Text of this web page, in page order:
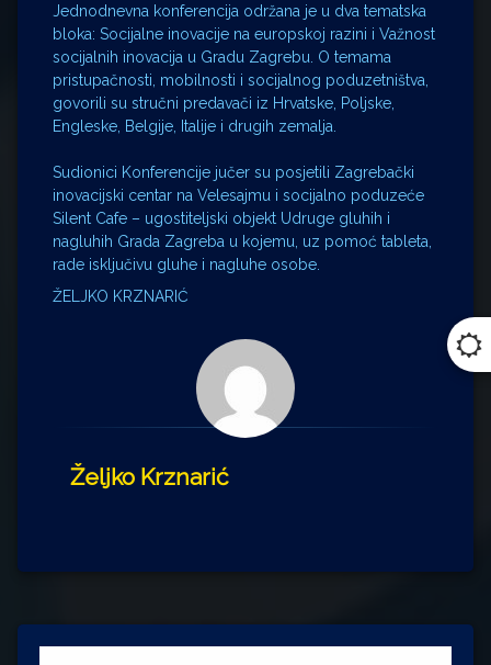
Jednodnevna konferencija održana je u dva tematska
bloka: Socijalne inovacije na europskoj razini i Važnost
socijalnih inovacija u Gradu Zagrebu. O temama
pristupačnosti, mobilnosti i socijalnog poduzetništva,
govorili su stručni predavači iz Hrvatske, Poljske,
Engleske, Belgije, Italije i drugih zemalja.
Sudionici Konferencije jučer su posjetili Zagrebački
inovacijski centar na Velesajmu i socijalno poduzeće
Silent Cafe – ugostiteljski objekt Udruge gluhih i
nagluhih Grada Zagreba u kojemu, uz pomoć tableta,
rade isključivu gluhe i nagluhe osobe.
ŽELJKO KRZNARIĆ
Željko Krznarić